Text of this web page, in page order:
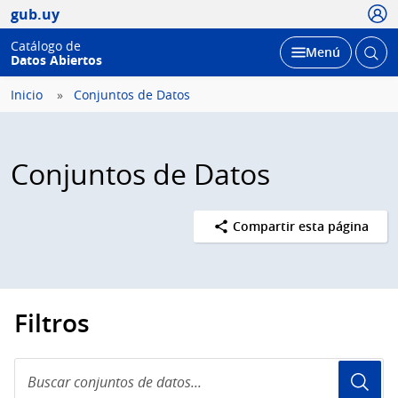
gub.uy
Catálogo de
Datos Abiertos
Desplegar
Menú Abrir
Inicio Conjuntos de Datos
Conjuntos de Datos
Compartir esta página
Filtros
conjuntos